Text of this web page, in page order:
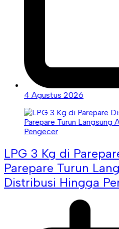
4 Agustus 2026
LPG 3 Kg di
Parepare Turun
Distribusi Hingga